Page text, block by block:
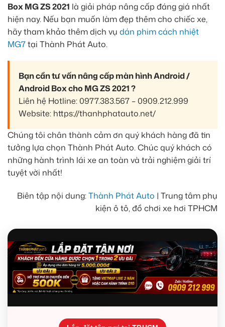
Box MG ZS 2021 là giải pháp nâng cấp đáng giá nhất
hiện nay. Nếu bạn muốn làm đẹp thêm cho chiếc xe,
hãy tham khảo thêm dịch vụ dán phim cách nhiệt
MG7tại Thành Phát Auto.
Bạn cần tư vấn nâng cấp màn hình Android /
Android Box cho MG ZS 2021 ?
Liên hệ Hotline: 0977.383.567 – 0909.212.999
Website: https://thanhphatauto.net/
Chúng tôi chân thành cảm ơn quý khách hàng đã tin
tưởng lựa chọn Thành Phát Auto. Chúc quý khách có
những hành trình lái xe an toàn và trải nghiệm giải trí
tuyệt vời nhất!
Biên tập nội dung:Thành Phát Auto | Trung tâm phụ
kiện ô tô, đồ chơi xe hơi TPHCM